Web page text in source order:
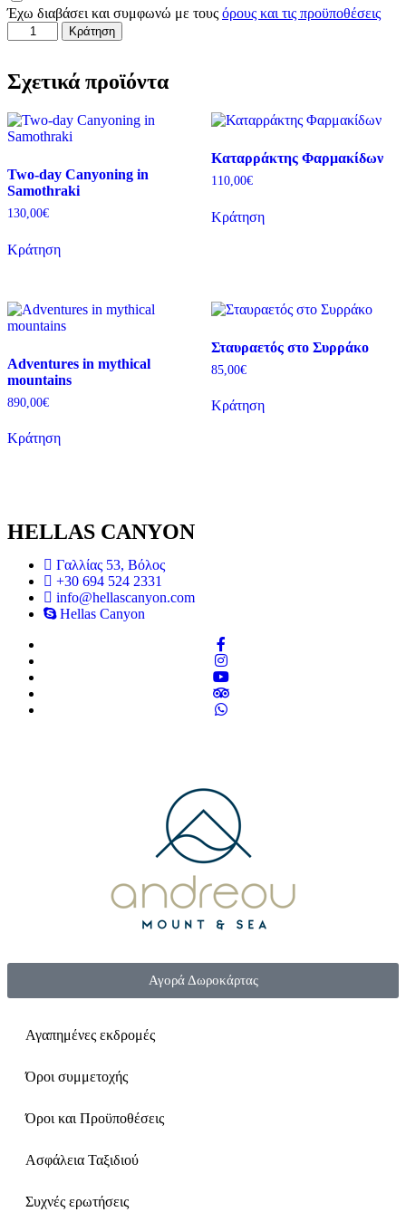
Έχω διαβάσει και συμφωνώ με τους όρους και τις προϋποθέσεις
Κράτηση
Σχετικά προϊόντα
Two-day Canyoning in
Samothraki
130,00€
Κράτηση
Καταρράκτης Φαρμακίδων
110,00€
Κράτηση
Adventures in mythical
mountains
890,00€
Κράτηση
Σταυραετός στο Συρράκο
85,00€
Κράτηση
HELLAS CANYON
Γαλλίας 53, Βόλος
+30 694 524 2331
info@hellascanyon.com
Hellas Canyon
Αγορά Δωροκάρτας
Αγαπημένες εκδρομές
Όροι συμμετοχής
Όροι και Προϋποθέσεις
Ασφάλεια Ταξιδιού
Συχνές ερωτήσεις